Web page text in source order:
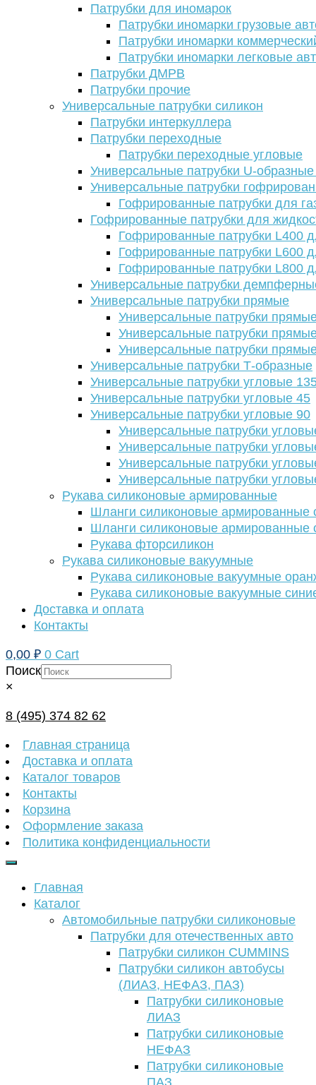
Патрубки для иномарок
Патрубки иномарки грузовые
Патрубки иномарки
Патрубки иномарки легковые
Патрубки ДМРВ
Патрубки прочие
Универсальные патрубки силикон
Патрубки интеркуллера
Патрубки переходные
Патрубки переходные угловые
Универсальные патрубки U-
Универсальные патрубки
Гофрированные патрубки для
Гофрированные патрубки для
Гофрированные патрубки L400
Гофрированные патрубки L600
Гофрированные патрубки L800
Универсальные патрубки
Универсальные патрубки прямые
Универсальные патрубки
Универсальные патрубки
Универсальные патрубки
Универсальные патрубки Т-образные
Универсальные патрубки угловые
Универсальные патрубки угловые 45
Универсальные патрубки угловые 90
Универсальные патрубки
Универсальные патрубки
Универсальные патрубки
Универсальные патрубки
Рукава силиконовые армированные
Шланги силиконовые армированные
Шланги силиконовые армированные
Рукава фторсиликон
Рукава силиконовые вакуумные
Рукава силиконовые вакуумные
Рукава силиконовые вакуумные
Доставка и оплата
Контакты
0,00 ₽ 0 Cart
Поиск
×
8 (495) 374 82 62
Главная страница
Доставка и оплата
Каталог товаров
Контакты
Корзина
Оформление заказа
Политика конфиденциальности
Главная
Каталог
Автомобильные патрубки силиконовые
Патрубки для отечественных авто
Патрубки силикон CUMMINS
Патрубки силикон автобусы
(ЛИАЗ, НЕФАЗ, ПАЗ)
Патрубки силиконовые
ЛИАЗ
Патрубки силиконовые
НЕФАЗ
Патрубки силиконовые
ПАЗ